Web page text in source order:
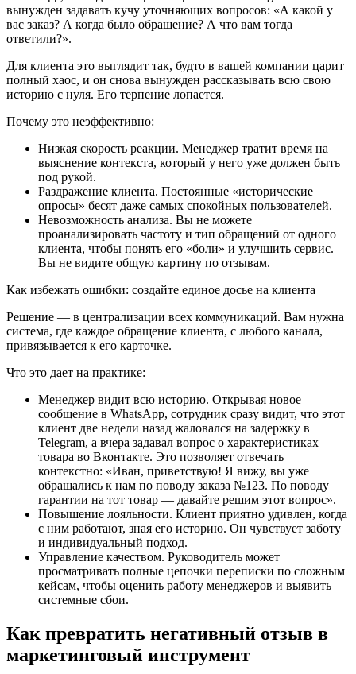
вынужден задавать кучу уточняющих вопросов: «А какой у
вас заказ? А когда было обращение? А что вам тогда
ответили?».
Для клиента это выглядит так, будто в вашей компании царит
полный хаос, и он снова вынужден рассказывать всю свою
историю с нуля. Его терпение лопается.
Почему это неэффективно:
Низкая скорость реакции. Менеджер тратит время на
выяснение контекста, который у него уже должен быть
под рукой.
Раздражение клиента. Постоянные «исторические
опросы» бесят даже самых спокойных пользователей.
Невозможность анализа. Вы не можете
проанализировать частоту и тип обращений от одного
клиента, чтобы понять его «боли» и улучшить сервис.
Вы не видите общую картину по отзывам.
Как избежать ошибки: создайте единое досье на клиента
Решение — в централизации всех коммуникаций. Вам нужна
система, где каждое обращение клиента, с любого канала,
привязывается к его карточке.
Что это дает на практике:
Менеджер видит всю историю. Открывая новое
сообщение в WhatsApp, сотрудник сразу видит, что этот
клиент две недели назад жаловался на задержку в
Telegram, а вчера задавал вопрос о характеристиках
товара во Вконтакте. Это позволяет отвечать
контекстно: «Иван, приветствую! Я вижу, вы уже
обращались к нам по поводу заказа №123. По поводу
гарантии на тот товар — давайте решим этот вопрос».
Повышение лояльности. Клиент приятно удивлен, когда
с ним работают, зная его историю. Он чувствует заботу
и индивидуальный подход.
Управление качеством. Руководитель может
просматривать полные цепочки переписки по сложным
кейсам, чтобы оценить работу менеджеров и выявить
системные сбои.
Как превратить негативный отзыв в
маркетинговый инструмент